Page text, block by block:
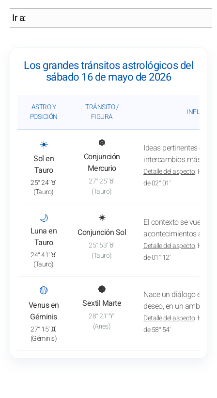
Ir a:
Los grandes tránsitos astrológicos del
sábado 16 de mayo de 2026
ASTRO Y
POSICIÓN
TRÁNSITO /
FIGURA
☀️
Sol en
Tauro
: Ver el análisis del tránsito
25° 24' ♉
(Tauro)
🔘
Conjunción
Mercurio
27° 25' ♉
(Tauro)
Ideas pertinentes
intercambios más
Detalle del aspecto: Hacia
de 02° 01'
🌙
Luna en
Tauro
: Ver el análisis del tránsito
24° 41' ♉
(Tauro)
☀️
Conjunción Sol
25° 53' ♉
(Tauro)
El contexto se vuelve
acontecimientos
Detalle del aspecto: Hacia
de 01° 12'
🟡
Venus en
Géminis
: Ver el análisis del tránsito
27° 15' ♊
(Géminis)
🔴
Sextil Marte
28° 21' ♈
(Aries)
Nace un diálogo entre
deseo, en un ambiente
Detalle del aspecto: Hacia
de 58° 54'